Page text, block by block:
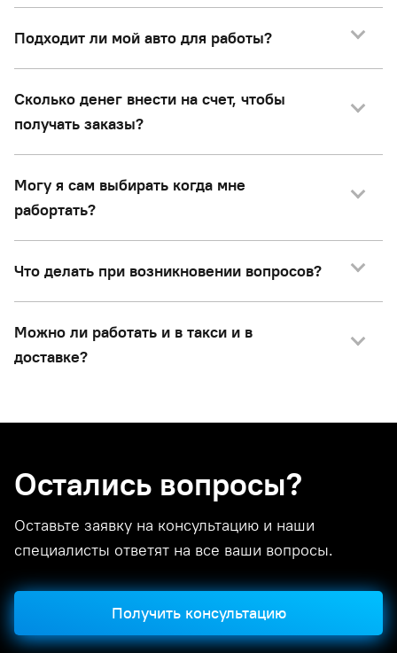
Подходит ли мой авто для работы?
Сколько денег внести на счет, чтобы
получать заказы?
Могу я сам выбирать когда мне
рабортать?
Что делать при возникновении вопросов?
Можно ли работать и в такси и в
доставке?
Остались вопросы?
Оставьте заявку на консультацию и наши
специалисты ответят на все ваши вопросы.
Получить консультацию